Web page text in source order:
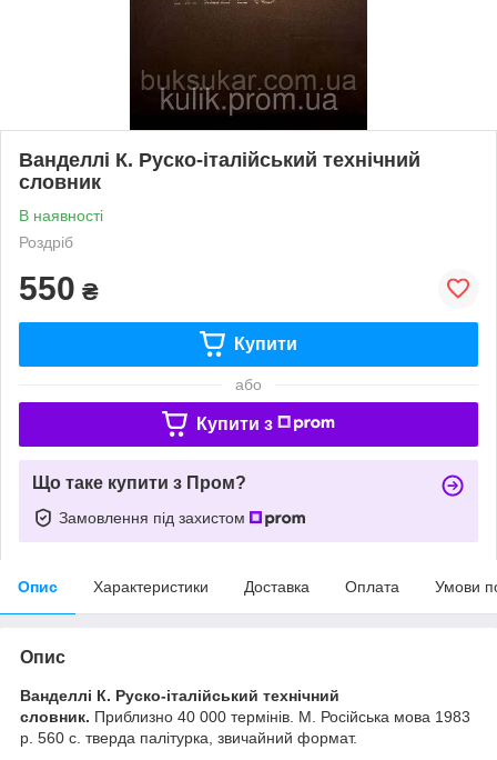
Ванделлі К. Руско-італійський технічний
словник
В наявності
Роздріб
550 ₴
Купити
або
Купити з
Що таке купити з Пром?
Замовлення під захистом
Опис Характеристики Доставка Оплата Умови
Опис
Ванделлі К. Руско-італійський технічний
словник. Приблизно 40 000 термінів. М. Російська мова 1983
р. 560 с. тверда палітурка, звичайний формат.